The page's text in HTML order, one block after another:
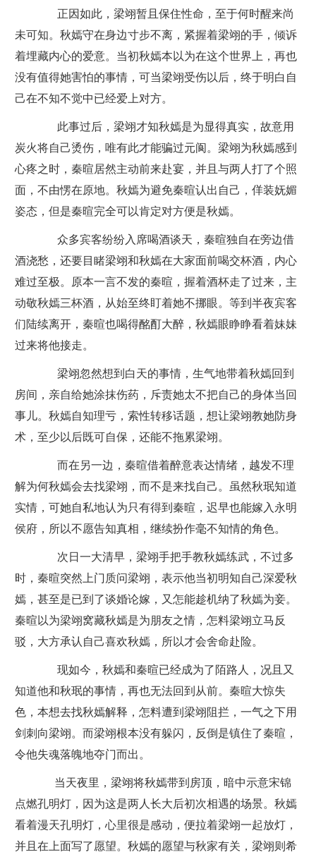
正因如此，梁翊暂且保住性命，至于何时醒来尚
未可知。秋嫣守在身边寸步不离，紧握着梁翊的手，倾诉
着埋藏内心的爱意。当初秋嫣本以为在这个世界上，再也
没有值得她害怕的事情，可当梁翊受伤以后，终于明白自
己在不知不觉中已经爱上对方。
此事过后，梁翊才知秋嫣是为显得真实，故意用
炭火将自己烫伤，唯有此才能骗过元阆。梁翊为秋嫣感到
心疼之时，秦暄居然主动前来赴宴，并且与两人打了个照
面，不由愣在原地。秋嫣为避免秦暄认出自己，佯装妩媚
姿态，但是秦暄完全可以肯定对方便是秋嫣。
众多宾客纷纷入席喝酒谈天，秦暄独自在旁边借
酒浇愁，还要目睹梁翊和秋嫣在大家面前喝交杯酒，内心
难过至极。原本一言不发的秦暄，握着酒杯走了过来，主
动敬秋嫣三杯酒，从始至终盯着她不挪眼。等到半夜宾客
们陆续离开，秦暄也喝得酩酊大醉，秋嫣眼睁睁看着妹妹
过来将他接走。
梁翊忽然想到白天的事情，生气地带着秋嫣回到
房间，亲自给她涂抹伤药，斥责她太不把自己的身体当回
事儿。秋嫣自知理亏，索性转移话题，想让梁翊教她防身
术，至少以后既可自保，还能不拖累梁翊。
而在另一边，秦暄借着醉意表达情绪，越发不理
解为何秋嫣会去找梁翊，而不是来找自己。虽然秋珉知道
实情，可她自私地认为只有得到秦暄，迟早也能嫁入永明
侯府，所以不愿告知真相，继续扮作毫不知情的角色。
次日一大清早，梁翊手把手教秋嫣练武，不过多
时，秦暄突然上门质问梁翊，表示他当初明知自己深爱秋
嫣，甚至是已到了谈婚论嫁，又怎能趁机纳了秋嫣为妾。
秦暄以为梁翊窝藏秋嫣是为朋友之情，怎料梁翊立马反
驳，大方承认自己喜欢秋嫣，所以才会舍命赴险。
现如今，秋嫣和秦暄已经成为了陌路人，况且又
知道他和秋珉的事情，再也无法回到从前。秦暄大惊失
色，本想去找秋嫣解释，怎料遭到梁翊阻拦，一气之下用
剑刺向梁翊。而梁翊根本没有躲闪，反倒是镇住了秦暄，
令他失魂落魄地夺门而出。
当天夜里，梁翊将秋嫣带到房顶，暗中示意宋锦
点燃孔明灯，因为这是两人长大后初次相遇的场景。秋嫣
看着漫天孔明灯，心里很是感动，便拉着梁翊一起放灯，
并且在上面写了愿望。秋嫣的愿望与秋家有关，梁翊则希